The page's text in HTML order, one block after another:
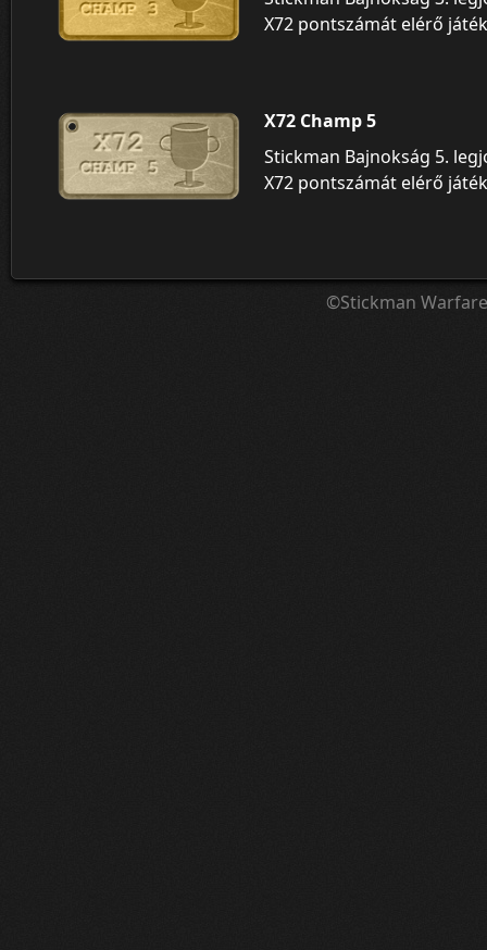
X72 pontszámát elérő
X72 Champ 5
Stickman Bajnokság 5.
X72 pontszámát elérő
©Stickman Warfare